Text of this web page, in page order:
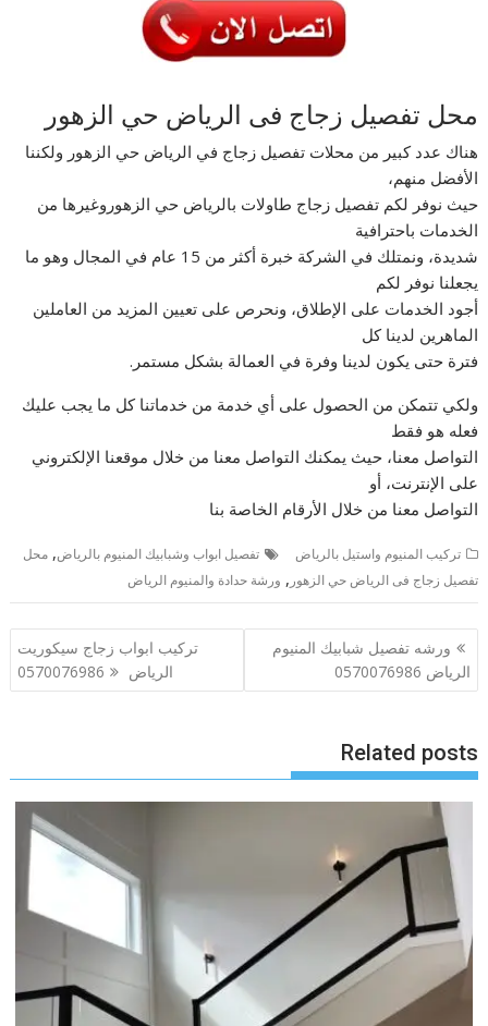
محل تفصيل زجاج فى الرياض حي الزهور
هناك عدد كبير من محلات تفصيل زجاج في الرياض حي الزهور ولكننا
الأفضل منهم،
حيث نوفر لكم تفصيل زجاج طاولات بالرياض حي الزهوروغيرها من
الخدمات باحترافية
شديدة، ونمتلك في الشركة خبرة أكثر من 15 عام في المجال وهو ما
يجعلنا نوفر لكم
أجود الخدمات على الإطلاق، ونحرص على تعيين المزيد من العاملين
الماهرين لدينا كل
فترة حتى يكون لدينا وفرة في العمالة بشكل مستمر.
ولكي تتمكن من الحصول على أي خدمة من خدماتنا كل ما يجب عليك
فعله هو فقط
التواصل معنا، حيث يمكنك التواصل معنا من خلال موقعنا الإلكتروني
على الإنترنت، أو
التواصل معنا من خلال الأرقام الخاصة بنا
تركيب المنيوم واستيل بالرياض تفصيل ابواب وشبابيك المنيوم بالرياض,محل
تفصيل زجاج فى الرياض حي الزهور , ورشة حدادة والمنيوم الرياض
تصفّح
المقالات
ورشه تفصيل شبابيك المنيوم
الرياض 0570076986
تركيب ابواب زجاج سيكوريت
الرياض 0570076986
Related posts